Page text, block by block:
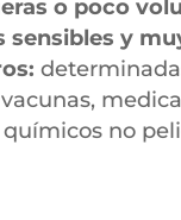
o poco
sensibles y
no